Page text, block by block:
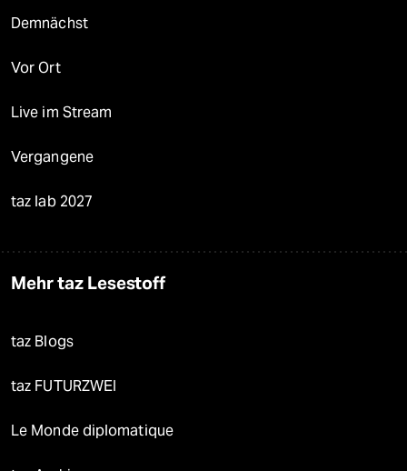
Demnächst
Vor Ort
Live im Stream
Vergangene
taz lab 2027
Mehr taz Lesestoff
taz Blogs
taz FUTURZWEI
Le Monde diplomatique